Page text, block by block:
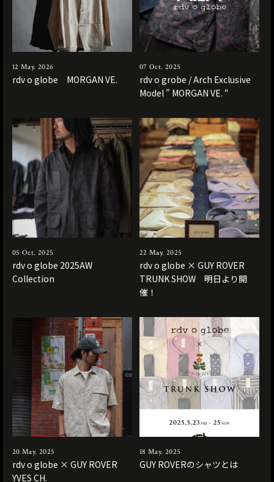
12 May. 2026
rdv o globe MORGAN VE.
07 Oct. 2025
rdv o grobe / Arch Exclusive
Model ” MORGAN VE. “
05 Oct. 2025
rdv o globe 2025AW
Collection
22 May. 2025
rdv o globe × GUY ROVER
TRUNK SHOW 明日より開
催！
20 May. 2025
rdv o globe × GUY ROVER
YVES CH.
18 May. 2025
GUY ROVERのシャツとは